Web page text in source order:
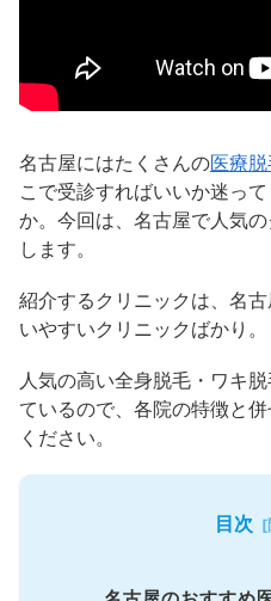
名古屋にはたくさんの医療
こで受診すればいいか迷っ
か。今回は、名古屋で人気
します。
紹介するクリニックは、名
いやすいクリニックばかり。
人気の高い全身脱毛・ワキ
ているので、各院の特徴と
ください。
目次